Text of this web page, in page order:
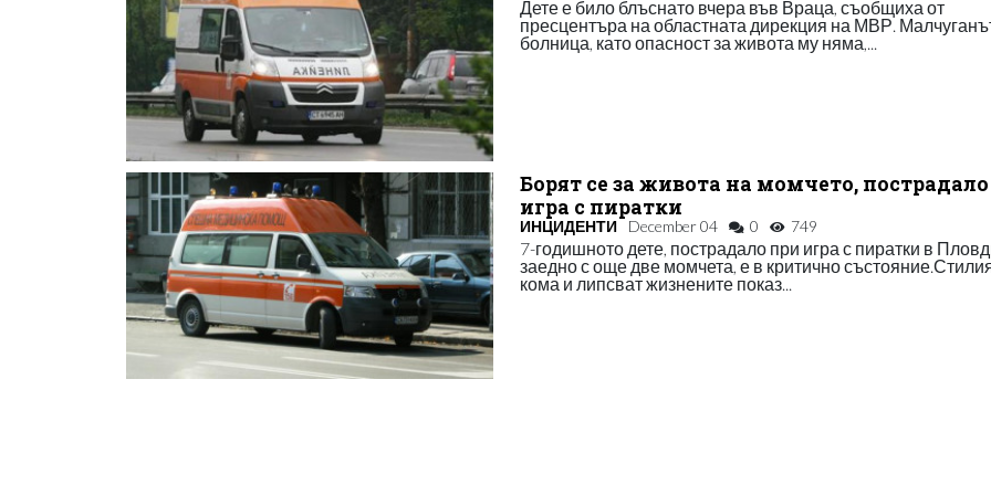
Дете е било блъснато вчера във Враца, съобщиха от
пресцентъра на областната дирекция на МВР.
болница, като опасност за живота му няма,...
Борят се за живота на момчето,
игра с пиратки
ИНЦИДЕНТИ December 04 0 749
7-годишното дете, пострадало при игра с пиратки в
заедно с още две момчета, е в критично
кома и липсват жизнените показ...